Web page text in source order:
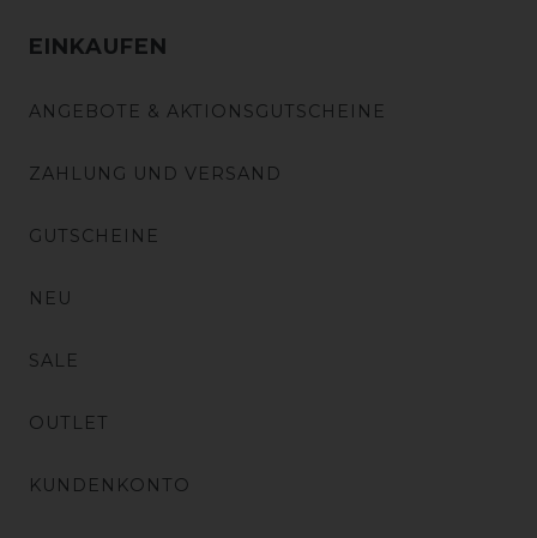
EINKAUFEN
ANGEBOTE & AKTIONSGUTSCHEINE
ZAHLUNG UND VERSAND
GUTSCHEINE
NEU
SALE
OUTLET
KUNDENKONTO